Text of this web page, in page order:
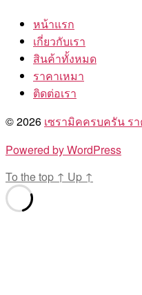
หน้าแรก
เกี่ยวกับเรา
สินค้าทั้งหมด
ราคาเหมา
ติดต่อเรา
© 2026 เซรามิคครบครัน ร
Powered by WordPress
To the top ↑ Up ↑